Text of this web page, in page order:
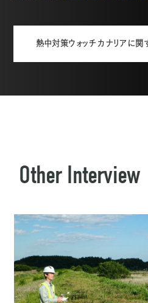
熱中対策ウォッチ カナリアに
Other Interview